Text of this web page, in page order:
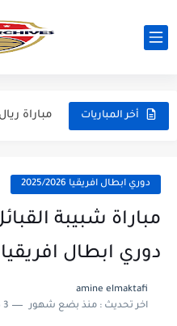
أخر المباريات مباراة
مباراة
مباراة
دوري ابطال افريقيا 2025/2026
مباراة شبيبة
دوري ابطال افريقيا 2025/2026
amine elmaktafi
اخر تحديث :منذ بضع شهور 3 دقائق للقراءة